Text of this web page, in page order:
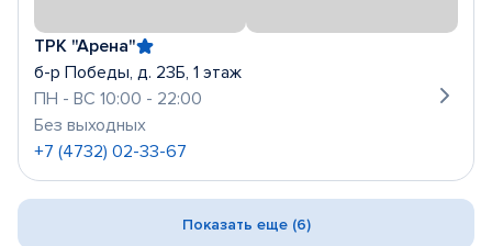
ТРК "Арена"
б-р Победы, д. 23Б, 1 этаж
ПН - ВС 10:00 - 22:00
Без выходных
+7 (4732) 02-33-67
Показать еще (6)